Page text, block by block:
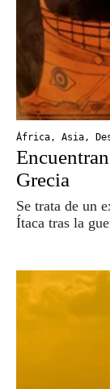
África, Asia,
Grecia
Se trata de un
Ítaca tras la